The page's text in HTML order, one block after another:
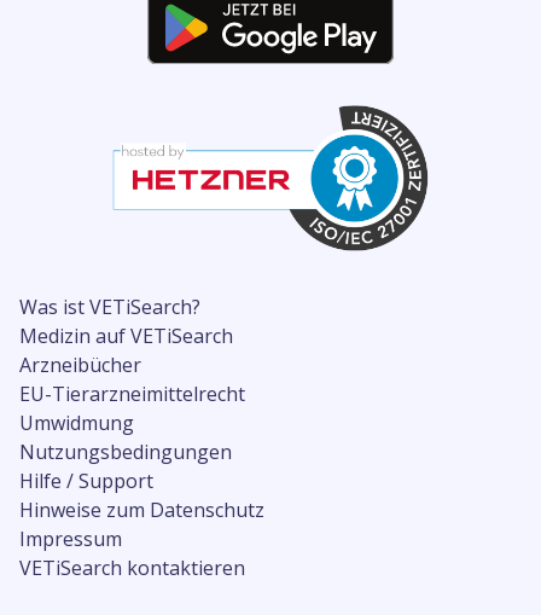
Was ist VETiSearch?
Medizin auf VETiSearch
Arzneibücher
EU-Tierarzneimittelrecht
Umwidmung
Nutzungsbedingungen
Hilfe / Support
Hinweise zum Datenschutz
Impressum
VETiSearch kontaktieren